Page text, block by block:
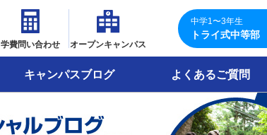
学費問い合わせ オープンキャンパス
中学1〜3年生
トライ式中等部
キャンパスブログ よくあるご質問